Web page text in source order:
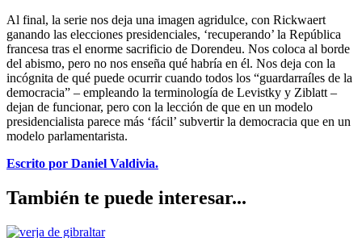
Al final, la serie nos deja una imagen agridulce, con Rickwaert
ganando las elecciones presidenciales, ‘recuperando’ la República
francesa tras el enorme sacrificio de Dorendeu. Nos coloca al borde
del abismo, pero no nos enseña qué habría en él. Nos deja con la
incógnita de qué puede ocurrir cuando todos los “guardarraíles de la
democracia” – empleando la terminología de Levistky y Ziblatt –
dejan de funcionar, pero con la lección de que en un modelo
presidencialista parece más ‘fácil’ subvertir la democracia que en un
modelo parlamentarista.
Escrito por Daniel Valdivia.
También te puede interesar...